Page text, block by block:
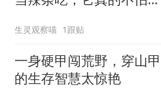
生灵观察喵 1跟贴
一身硬甲闯荒野，穿山甲
的生存智慧太惊艳